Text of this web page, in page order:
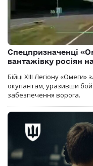
Спецпризначенці
вантажівку росіян
Бійці ХІІІ Легіону
окупантам, уразивши
забезпечення ворога.